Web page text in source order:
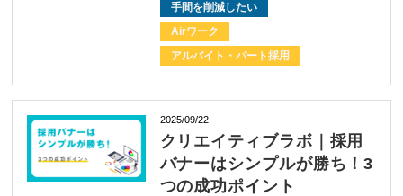
手間を削減したい
Airワーク
アルバイト・パート採用
2025/09/22
クリエイティブラボ｜採用
バナーはシンプルが勝ち！3
つの成功ポイント